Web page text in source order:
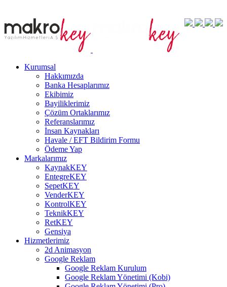
Kurumsal
Hakkımızda
Banka Hesaplarımız
Ekibimiz
Bayiliklerimiz
Çözüm Ortaklarımız
Referanslarımız
İnsan Kaynakları
Havale / EFT Bildirim Formu
Ödeme Yap
Markalarımız
KaynakKEY
EntegreKEY
SepetKEY
VenderKEY
KontrolKEY
TeknikKEY
RetKEY
Gensiya
Hizmetlerimiz
2d Animasyon
Google Reklam
Google Reklam Kurulum
Google Reklam Yönetimi (Kobi)